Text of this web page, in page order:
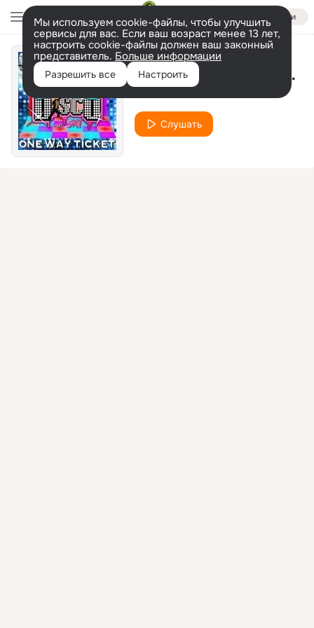
Войти
Мы используем cookie-файлы, чтобы улучшить
сервисы для вас. Если ваш возраст менее 13 лет,
настроить cookie-файлы должен ваш законный
представитель. Больше информации
Разрешить все Настроить One Way Ticket (Radio Version)
Слушать